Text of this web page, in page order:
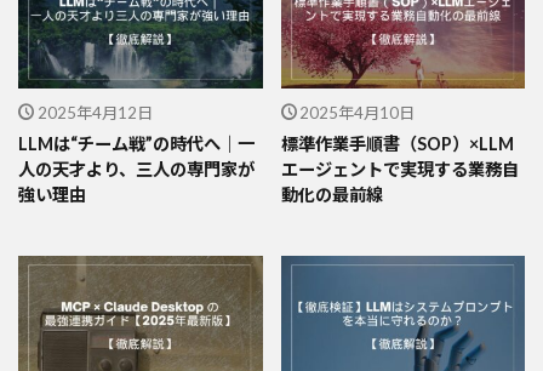
2025年4月12日
LLMは“チーム戦”の時代へ｜一
人の天才より、三人の専門家が
強い理由
2025年4月10日
標準作業手順書（SOP）×LLM
エージェントで実現する業務自
動化の最前線